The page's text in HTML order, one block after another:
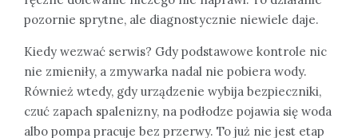
pozornie sprytne, ale diagnostycznie niewiele daje.
Kiedy wezwać serwis? Gdy podstawowe kontrole nic
nie zmieniły, a zmywarka nadal nie pobiera wody.
Również wtedy, gdy urządzenie wybija bezpieczniki,
czuć zapach spalenizny, na podłodze pojawia się woda
albo pompa pracuje bez przerwy. To już nie jest etap